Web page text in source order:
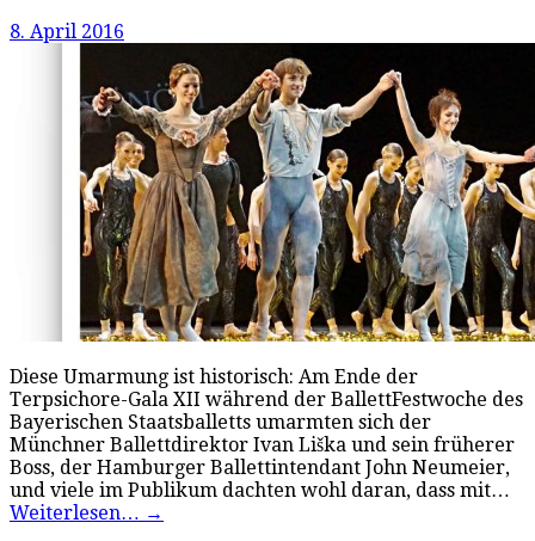
8. April 2016
Diese Umarmung ist historisch: Am Ende der
Terpsichore-Gala XII während der BallettFestwoche des
Bayerischen Staatsballetts umarmten sich der
Münchner Ballettdirektor Ivan Liška und sein früherer
Boss, der Hamburger Ballettintendant John Neumeier,
und viele im Publikum dachten wohl daran, dass mit…
Weiterlesen… →